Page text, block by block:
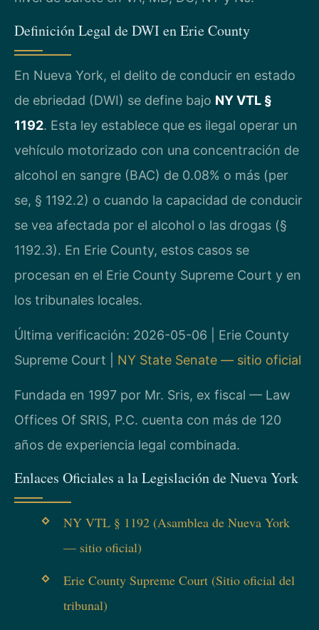
Definición Legal de DWI en Erie County
En Nueva York, el delito de conducir en estado
de ebriedad (DWI) se define bajo NY VTL §
1192. Esta ley establece que es ilegal operar un
vehículo motorizado con una concentración de
alcohol en sangre (BAC) de 0.08% o más (per
se, § 1192.2) o cuando la capacidad de conducir
se vea afectada por el alcohol o las drogas (§
1192.3). En Erie County, estos casos se
procesan en el Erie County Supreme Court y en
los tribunales locales.
Última verificación: 2026-05-06 | Erie County
Supreme Court | NY State Senate — sitio oficial
Fundada en 1997 por Mr. Sris, ex fiscal — Law
Offices Of SRIS, P.C. cuenta con más de 120
años de experiencia legal combinada.
Enlaces Oficiales a la Legislación de Nueva York
NY VTL § 1192 (Asamblea de Nueva York
— sitio oficial)
Erie County Supreme Court (Sitio oficial del
tribunal)